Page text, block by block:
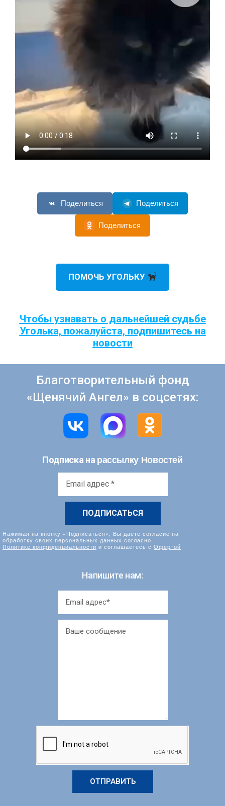
Поделиться Поделиться
Поделиться
ПОМОЧЬ УГОЛЬКУ
Чтобы узнавать о дальнейшей судьбе
Уголька, пожалуйста, подпишитесь на
новости
Благотворительный фонд
«Щенячий Ангел» в соцсетях:
Подписка на рассылку Новостей
Нажимая на кнопку «Подписаться», Вы даете согласие на
обработку своих персональных данных согласно
Политике конфиденциальности и соглашаетесь с Офертой
Напишите нам:
ОТПРАВИТЬ